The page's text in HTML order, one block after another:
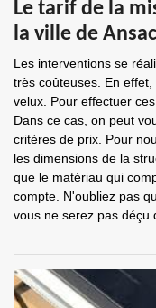
Le tarif de la
la ville de
Les interventions se
très coûteuses. En
velux. Pour effectuer
Dans ce cas, on peut
critères de prix. Pour
les dimensions de la
que le matériau qui
compte. N'oubliez pas
vous ne serez pas déçu